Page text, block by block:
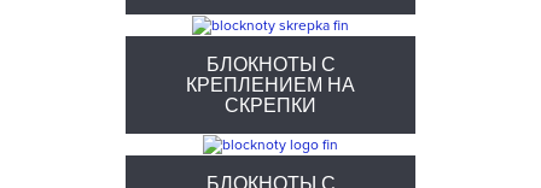
БЛОКНОТЫ С
КРЕПЛЕНИЕМ НА
СКРЕПКИ
БЛОКНОТЫ С